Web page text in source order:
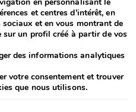
nouvelles et des
et centres d'intérêt, en
et en vous montrant de
un profil créé à partir de vos
des informations analytiques
votre consentement et trouver
que nous utilisons.